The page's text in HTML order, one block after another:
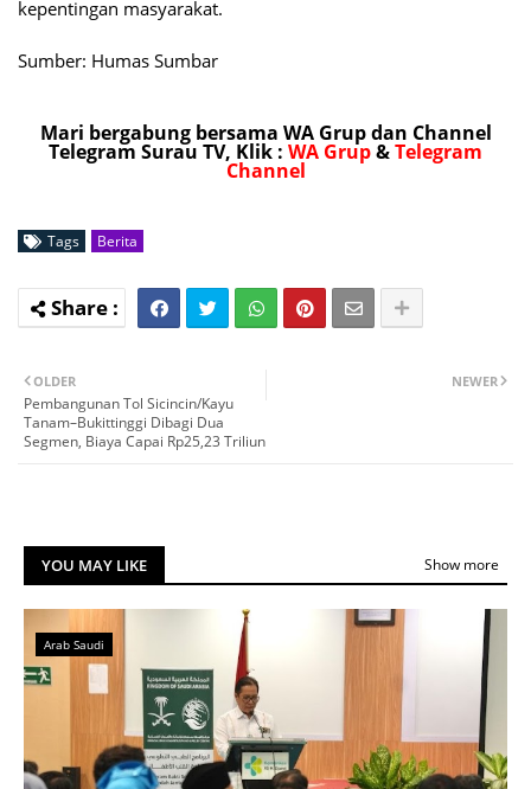
kepentingan masyarakat.
Sumber: Humas Sumbar
Mari bergabung bersama WA Grup dan Channel
Telegram Surau TV, Klik : WA Grup&Telegram
Channel
Tags Berita
NEWER
OLDER
Pembangunan Tol Sicincin/Kayu
Tanam–Bukittinggi Dibagi Dua
Segmen, Biaya Capai Rp25,23 Triliun
YOU MAY LIKE Show more
Arab Saudi